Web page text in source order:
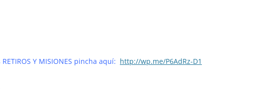
Y MISIONES pincha aquí: http://wp.me/P6AdRz-D1